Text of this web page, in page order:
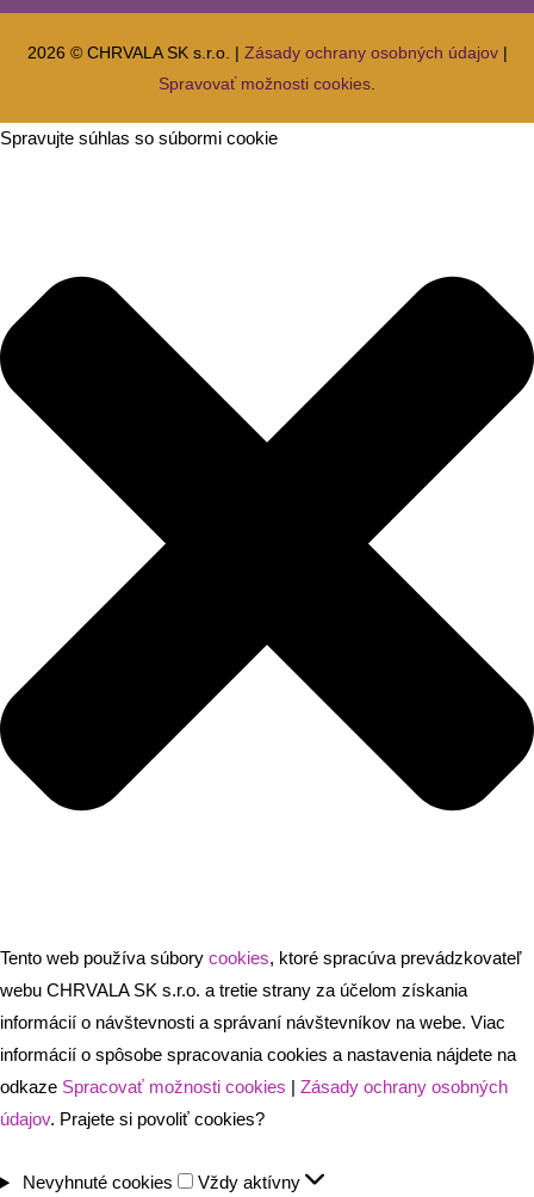
2026 © CHRVALA SK s.r.o. | Zásady ochrany osobných údajov|
Spravovať možnosti cookies
Spravujte súhlas so súbormi cookie
Tento web používa súbory cookies, ktoré spracúva prevádzkovateľ
webu CHRVALA SK s.r.o. a tretie strany za účelom získania
informácií o návštevnosti a správaní návštevníkov na webe. Viac
informácií o spôsobe spracovania cookies a nastavenia nájdete na
odkaze Spracovať možnosti cookies
Zásady ochrany osobných
údajov. Prajete si povoliť cookies?
Nevyhnuté cookies Nevyhnuté
Vždy aktívny